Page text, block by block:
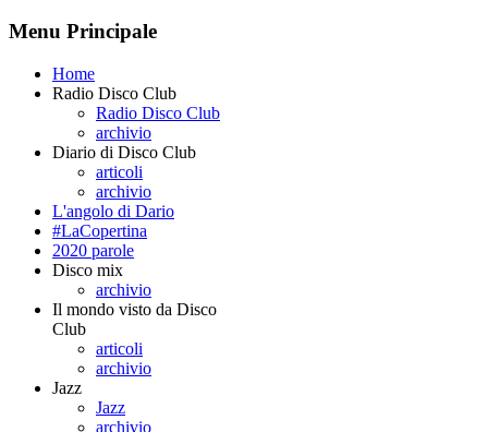
Menu Principale
Home
Radio Disco Club
Radio Disco Club
archivio
Diario di Disco Club
articoli
archivio
L'angolo di Dario
#LaCopertina
2020 parole
Disco mix
archivio
Il mondo visto da Disco
Club
articoli
archivio
Jazz
Jazz
archivio